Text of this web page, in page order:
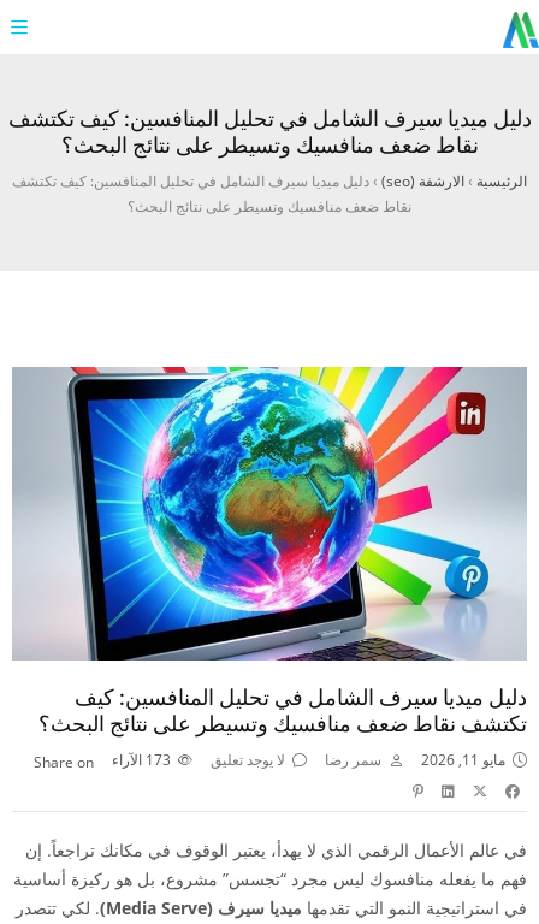
دليل ميديا سيرف الشامل في تحليل المنافسين: كيف تكتشف
نقاط ضعف منافسيك وتسيطر على نتائج البحث؟
الرئيسية ›الارشفة (seo) ›دليل ميديا سيرف الشامل في تحليل المنافسين: كيف تكتشف
نقاط ضعف منافسيك وتسيطر على نتائج البحث؟
دليل ميديا سيرف الشامل في تحليل المنافسين: كيف
تكتشف نقاط ضعف منافسيك وتسيطر على نتائج البحث؟
مايو 11, 2026 سمر رضا لا يوجد تعليق الآراء Share on
في عالم الأعمال الرقمي الذي لا يهدأ، يعتبر الوقوف في مكانك تراجعاً. إن
فهم ما يفعله منافسوك ليس مجرد “تجسس” مشروع، بل هو ركيزة أساسية
في استراتيجية النمو التي تقدمها ميديا سيرف (Media Serve)
. لكي تتصدر